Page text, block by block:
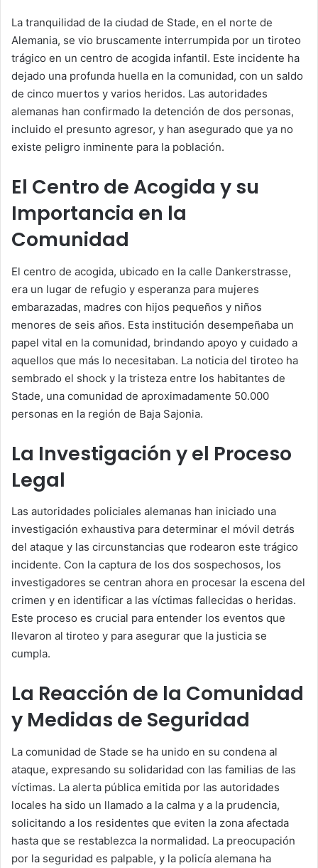
La tranquilidad de la ciudad de Stade, en el norte de
Alemania, se vio bruscamente interrumpida por un tiroteo
trágico en un centro de acogida infantil. Este incidente ha
dejado una profunda huella en la comunidad, con un saldo
de cinco muertos y varios heridos. Las autoridades
alemanas han confirmado la detención de dos personas,
incluido el presunto agresor, y han asegurado que ya no
existe peligro inminente para la población.
El Centro de Acogida y su
Importancia en la
Comunidad
El centro de acogida, ubicado en la calle Dankerstrasse,
era un lugar de refugio y esperanza para mujeres
embarazadas, madres con hijos pequeños y niños
menores de seis años. Esta institución desempeñaba un
papel vital en la comunidad, brindando apoyo y cuidado a
aquellos que más lo necesitaban. La noticia del tiroteo ha
sembrado el shock y la tristeza entre los habitantes de
Stade, una comunidad de aproximadamente 50.000
personas en la región de Baja Sajonia.
La Investigación y el Proceso
Legal
Las autoridades policiales alemanas han iniciado una
investigación exhaustiva para determinar el móvil detrás
del ataque y las circunstancias que rodearon este trágico
incidente. Con la captura de los dos sospechosos, los
investigadores se centran ahora en procesar la escena del
crimen y en identificar a las víctimas fallecidas o heridas.
Este proceso es crucial para entender los eventos que
llevaron al tiroteo y para asegurar que la justicia se
cumpla.
La Reacción de la Comunidad
y Medidas de Seguridad
La comunidad de Stade se ha unido en su condena al
ataque, expresando su solidaridad con las familias de las
víctimas. La alerta pública emitida por las autoridades
locales ha sido un llamado a la calma y a la prudencia,
solicitando a los residentes que eviten la zona afectada
hasta que se restablezca la normalidad. La preocupación
por la seguridad es palpable, y la policía alemana ha